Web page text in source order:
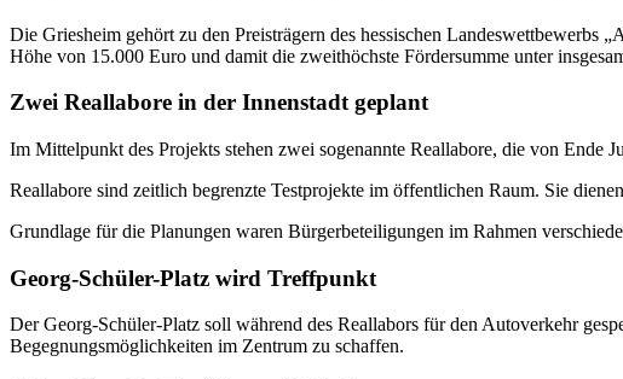
Die Griesheim gehört zu den Preisträgern des hessischen
Höhe von 15.000 Euro und damit die zweithöchste Fördersumme unter
Zwei Reallabore in der Innenstadt geplant
Im Mittelpunkt des Projekts stehen zwei sogenannte Reallabore, die von Ende
Reallabore sind zeitlich begrenzte Testprojekte im öffentlichen Raum. Sie
Grundlage für die Planungen waren Bürgerbeteiligungen im Rahmen
Georg-Schüler-Platz wird Treffpunkt
Der Georg-Schüler-Platz soll während des Reallabors für den Autoverkehr
Begegnungsmöglichkeiten im Zentrum zu schaffen.